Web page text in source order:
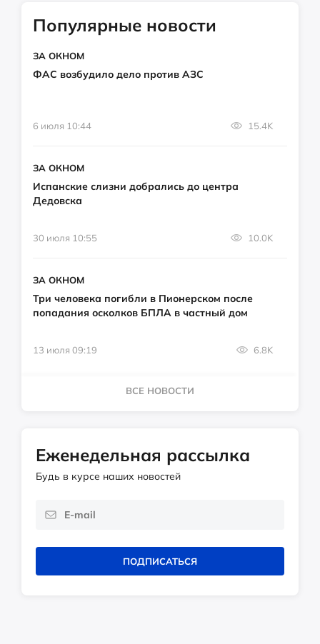
Популярные новости
ЗА ОКНОМ
ФАС возбудило дело против АЗС
6 июля 10:44 15.4K
ЗА ОКНОМ
Испанские слизни добрались до центра
Дедовска
30 июля 10:55 10.0K
ЗА ОКНОМ
Три человека погибли в Пионерском после
попадания осколков БПЛА в частный дом
13 июля 09:19 6.8K
ВСЕ НОВОСТИ
Еженедельная рассылка
Будь в курсе наших новостей
ПОДПИСАТЬСЯ